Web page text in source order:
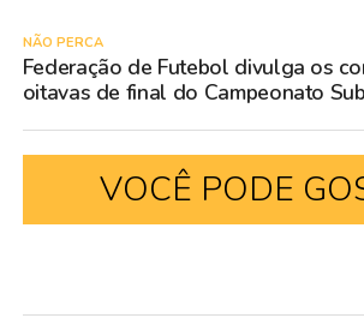
NÃO PERCA
Federação de Futebol divulga os
oitavas de final do Campeonato
VOCÊ PODE